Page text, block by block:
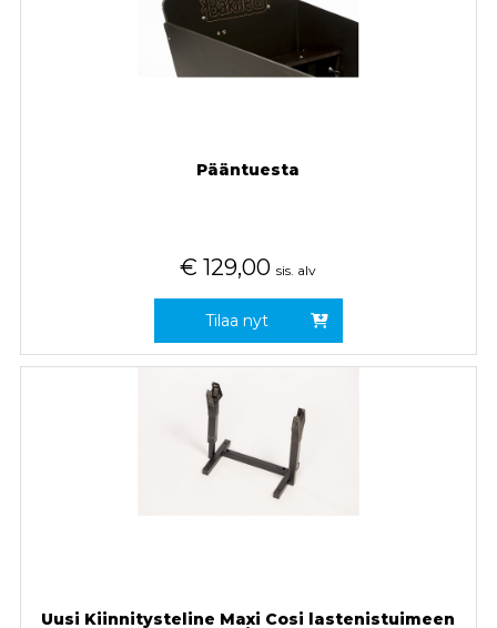
Pääntuesta
€ 129,00 sis. alv
Tilaa nyt
Uusi Kiinnitysteline Maxi Cosi lastenistuimeen